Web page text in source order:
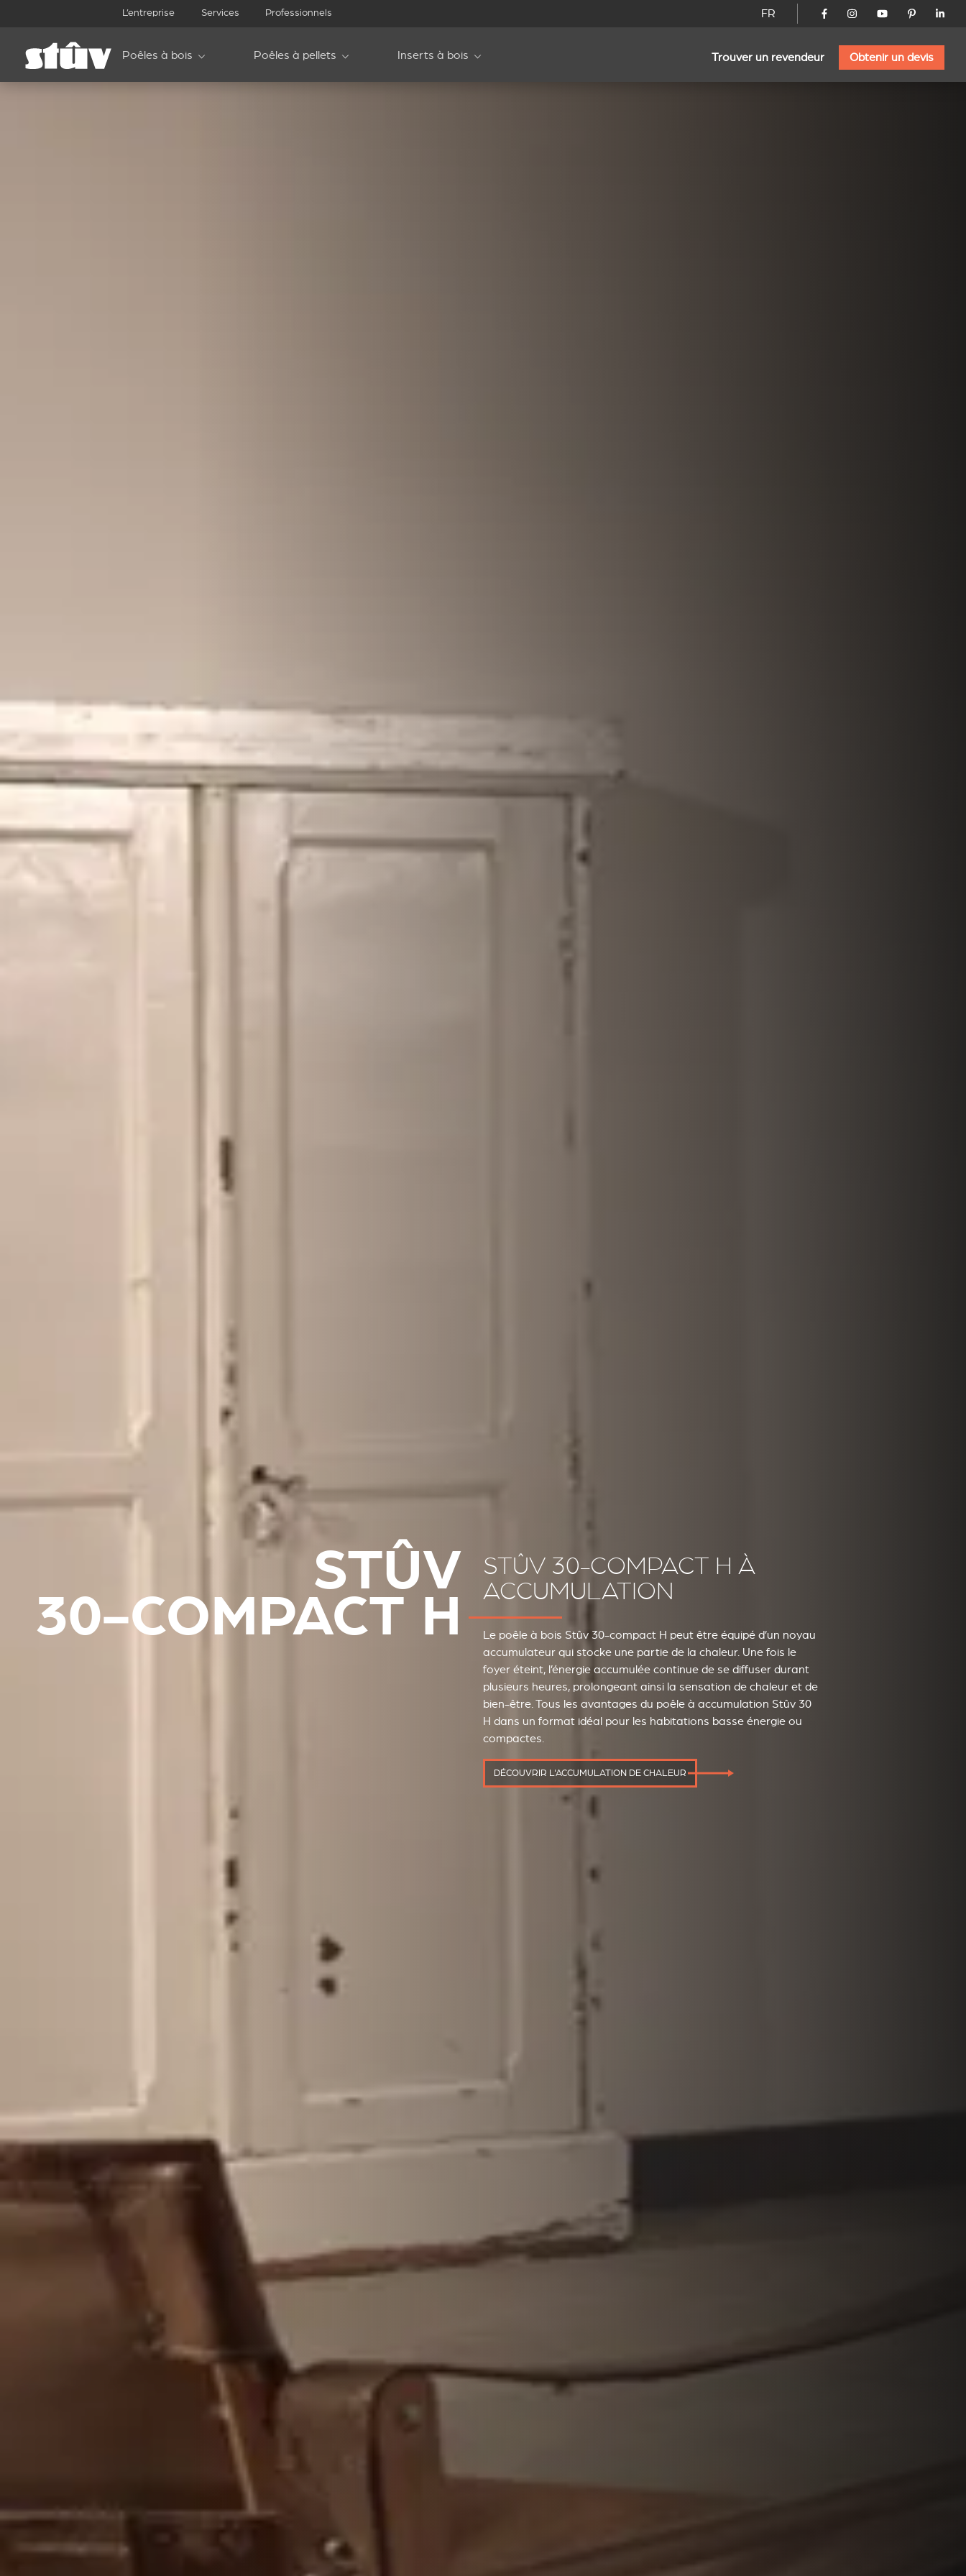
L’entreprise Services Professionnels FR
Poêles à bois Poêles à pellets Inserts à bois Trouver un revendeur Obtenir un devis
STÛV
30‑COMPACT H
STÛV 30-COMPACT H À
ACCUMULATION
Le poêle à bois Stûv 30-compact H peut être équipé d’un noyau
accumulateur qui stocke une partie de la chaleur. Une fois le
foyer éteint, l’énergie accumulée continue de se diffuser durant
plusieurs heures, prolongeant ainsi la sensation de chaleur et de
bien-être. Tous les avantages du poêle à accumulation Stûv 30
H dans un format idéal pour les habitations basse énergie ou
compactes.
DÉCOUVRIR L'ACCUMULATION DE CHALEUR